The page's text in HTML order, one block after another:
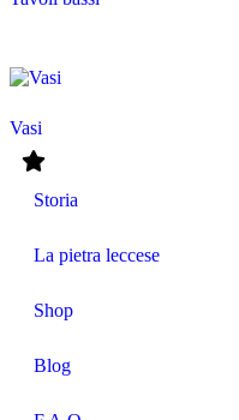
Vasi
Storia
La pietra leccese
Shop
Blog